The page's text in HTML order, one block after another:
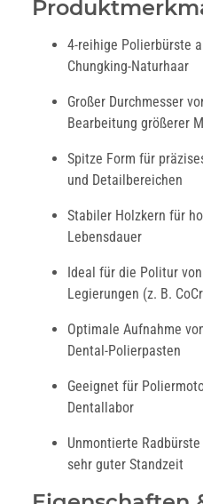
4-reihige Polierbürste
Chungking-Naturhaar
Großer Durchmesser
Bearbeitung größerer
Spitze Form für
und Detailbereichen
Stabiler Holzkern für
Lebensdauer
Ideal für die Politur
Legierungen (z. B.
Optimale Aufnahme
Dental-Polierpasten
Geeignet für
Dentallabor
Unmontierte
sehr guter Standzeit